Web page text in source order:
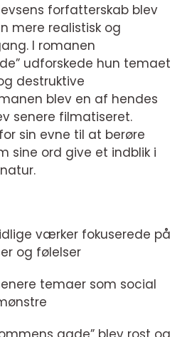
forfatterskab blev
mere realistisk og
I romanen
udforskede hun temaet
destruktive
blev en af hendes
senere filmatiseret.
sin evne til at berøre
sine ord give et indblik i
værker fokuserede på
og følelser
temaer som social